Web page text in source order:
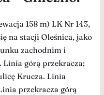
158 m) LK Nr 143,
na stacji Oleśnica, jako
zachodnim i
Linia górą przekracza;
Krucza. Linia
przekracza górą